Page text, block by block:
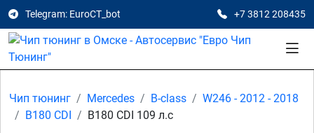
Telegram: EuroCT_bot +7 3812 208435
Чип тюнинг Mercedes B-class
W246 - 2012 - 2018
B180 CDI
B180 CDI 109 л.с